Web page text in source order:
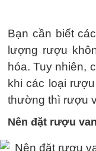
Bạn cần biết
lượng rượu
hóa. Tuy nhiên,
khi các loại
thường thì rượu
Nên đặt rượu